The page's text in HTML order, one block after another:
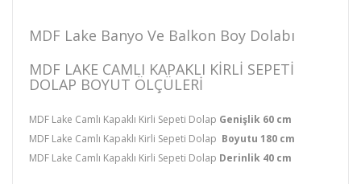
MDF Lake Banyo Ve Balkon Boy Dolabı
MDF LAKE CAMLI KAPAKLI KIRLI SEPETI
DOLAP BOYUT ÖLÇÜLERI
MDF Lake Camlı Kapaklı Kirli Sepeti Dolap Genişlik 60 cm
MDF Lake Camlı Kapaklı Kirli Sepeti Dolap Boyutu 180 cm
MDF Lake Camlı Kapaklı Kirli Sepeti Dolap Derinlik 40 cm